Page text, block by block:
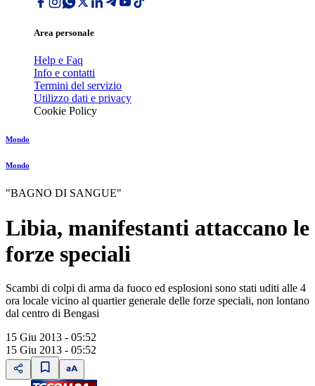
Area personale
Help e Faq
Info e contatti
Termini del servizio
Utilizzo dati e privacy
Cookie Policy
Mondo
Mondo
"BAGNO DI SANGUE"
Libia, manifestanti attaccano le
forze speciali
Scambi di colpi di arma da fuoco ed esplosioni sono stati uditi alle 4
ora locale vicino al quartier generale delle forze speciali, non lontano
dal centro di Bengasi
15 Giu 2013 - 05:52
15 Giu 2013 - 05:52